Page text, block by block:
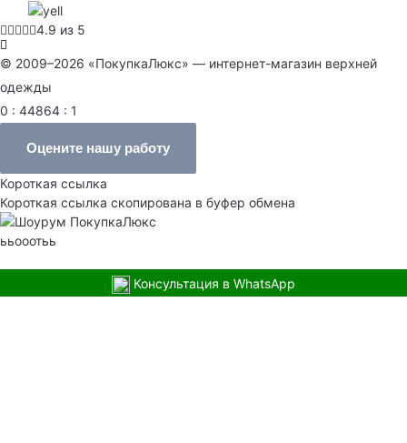
4.9 из 5
© 2009–2026 «ПокупкаЛюкс» — интернет-магазин верхней
одежды
0 : 44864 : 1
Оцените нашу работу
Короткая ссылка
Короткая ссылка скопирована в буфер обмена
ььооотьь
Консультация в WhatsApp